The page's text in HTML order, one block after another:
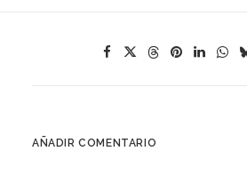
AÑADIR COMENTARIO